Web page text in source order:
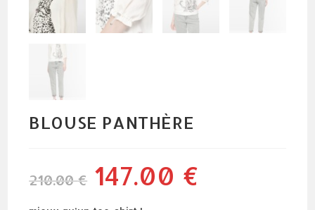
BLOUSE PANTHÈRE
210.00€
le
prix
initial
210.00 €.
147.00 €